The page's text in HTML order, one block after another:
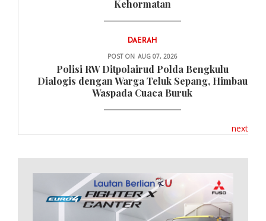
Kehormatan
DAERAH
POST ON AUG 07, 2026
Polisi RW Ditpolairud Polda Bengkulu
Dialogis dengan Warga Teluk Sepang, Himbau
Waspada Cuaca Buruk
next